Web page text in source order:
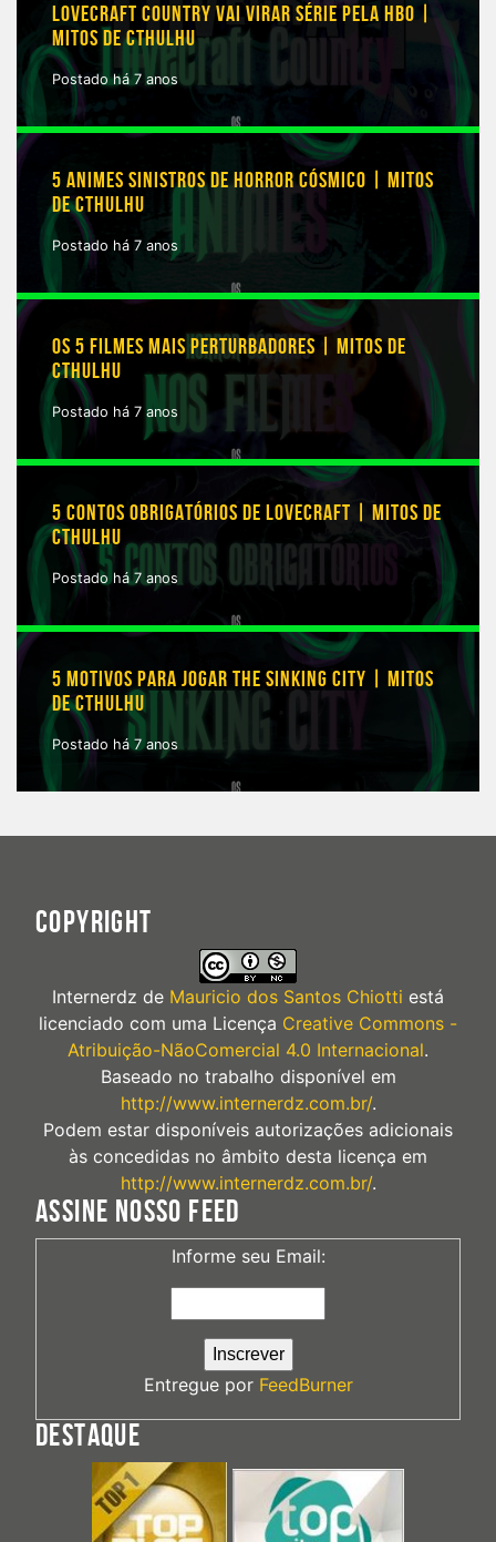
LOVECRAFT COUNTRY VAI VIRAR SÉRIE PELA HBO |
MITOS DE CTHULHU
Postado há 7 anos
5 ANIMES SINISTROS DE HORROR CÓSMICO | MITOS
DE CTHULHU
Postado há 7 anos
OS 5 FILMES MAIS PERTURBADORES | MITOS DE
CTHULHU
Postado há 7 anos
5 CONTOS OBRIGATÓRIOS DE LOVECRAFT | MITOS DE
CTHULHU
Postado há 7 anos
5 MOTIVOS PARA JOGAR THE SINKING CITY | MITOS
DE CTHULHU
Postado há 7 anos
COPYRIGHT
Internerdz de Mauricio dos Santos Chiotti está
licenciado com uma Licença Creative Commons -
Atribuição-NãoComercial 4.0 Internacional.
Baseado no trabalho disponível em
http://www.internerdz.com.br/.
Podem estar disponíveis autorizações adicionais
às concedidas no âmbito desta licença em
http://www.internerdz.com.br/.
ASSINE NOSSO FEED
Informe seu Email:
Entregue por FeedBurner
DESTAQUE